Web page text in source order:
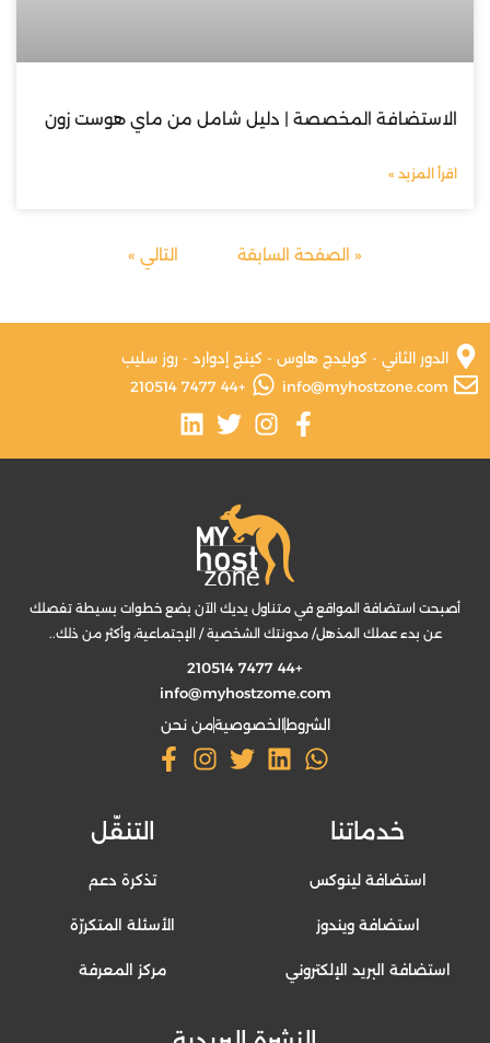
الاستضافة المخصصة | دليل شامل من ماي هوست زون
اقرأ المزيد »
« الصفحة السابقة التالي »
الدور الثاني - كوليدج هاوس - كينج إدوارد - روز سليب
info@myhostzone.com
+44 7477 210514
أصبحت استضافة المواقع في متناول يديك الآن بضع خطوات بسيطة تفصلك
عن بدء عملك المذهل/ مدونتك الشخصية / الإجتماعية، وأكثر من ذلك..
+44 7477 210514
info@myhostzome.com
الشروطالخصوصيةمن نحن
خدماتنا
استضافة لينوكس
استضافة ويندوز
استضافة البريد الإلكتروني
التنقّل
تذكرة دعم
الأسئلة المتكررّة
مركز المعرفة